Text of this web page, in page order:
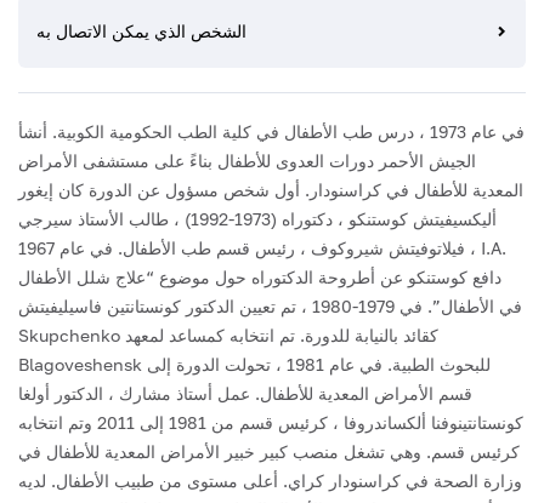
الشخص الذي يمكن الاتصال به
في عام 1973 ، درس طب الأطفال في كلية الطب الحكومية الكوبية. أنشأ
الجيش الأحمر دورات العدوى للأطفال بناءً على مستشفى الأمراض
المعدية للأطفال في كراسنودار. أول شخص مسؤول عن الدورة كان إيغور
أليكسيفيتش كوستنكو ، دكتوراه (1973-1992) ، طالب الأستاذ سيرجي
فيلاتوفيتش شيروكوف ، رئيس قسم طب الأطفال. في عام 1967 ، I.A.
دافع كوستنكو عن أطروحة الدكتوراه حول موضوع “علاج شلل الأطفال
في الأطفال”.
في 1979-1980 ، تم تعيين الدكتور كونستانتين فاسيليفيتش
Skupchenko كقائد بالنيابة للدورة. تم انتخابه كمساعد لمعهد
Blagoveshensk للبحوث الطبية.
في عام 1981 ، تحولت الدورة إلى
قسم الأمراض المعدية للأطفال. عمل أستاذ مشارك ، الدكتور أولغا
كونستانتينوفنا ألكساندروفا ، كرئيس قسم من 1981 إلى 2011 وتم انتخابه
كرئيس قسم. وهي تشغل منصب كبير خبير الأمراض المعدية للأطفال في
وزارة الصحة في كراسنودار كراي. أعلى مستوى من طبيب الأطفال. لديه